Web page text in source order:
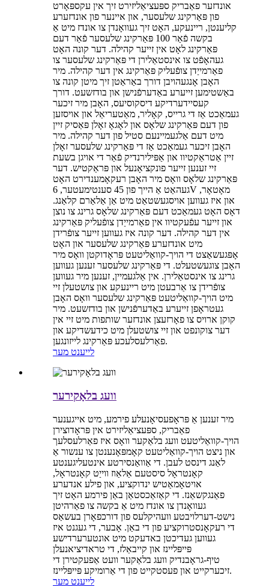
אונדזער פאַבריק ספּעציאַליזירט זיך אין עקספּאָרט
פון פּאַרקינג שלעסער, און איינער פון אונדזערע
קליענטן, ריינעקע, האָט זיך געוואָנדן צו אונדז מיט אַ
בקשה פֿאַר 100 פּאַרקינג שלעסער פֿאַר דעם
פּאַרקינג לאָט אין זייער קהילה. דער קונה האָט
געהאָפֿט צו אינסטאַלירן די פּאַרקינג שלעסער צו
פאַרמייַדן צופֿעליק פּאַרקינג אין דער קהילה. מיר
האָבן אָנגעהויבן דורך באַראַטן זיך מיטן קונה צו
באַשטימען זייערע באַדערפֿנישן און בודזשעט. דורך
קעסיידערדיקע דיסקוסיעס, האָבן מיר זיכער
געמאַכט אַז די גרייס, קאָליר, מאַטעריאַל און אויסזען
פון דעם פּאַרקינג שלאָס און לאָגאָ זאָלן פּאַסיק זיין
מיט דעם אַלגעמיינעם סטיל פון דער קהילה. מיר
האָבן זיכער געמאַכט אַז די פּאַרקינג שלעסער זאָלן
זיין אַטראַקטיוו און אַפּילירנדיק פֿאַר די אויגן בשעת
זיי זענען זייער פונקציאָנעל און פּראַקטיש. דער
פּאַרקינג שלאָס וואָס מיר האָבן רעקאָמענדירט האָט
געהאַט אַ הייך פון 45 סענטימעטער, 6V מאָטאָר,
און איז געווען אויסגעשטאַט מיט אַן אַלאַרם קלאַנג.
דאָס האָט געמאַכט דעם פּאַרקינג שלאָס גרינג צו נוצן
און זייער עפֿעקטיוו אין פאַרמייַדן צופֿעליק פּאַרקינג
אין דער קהילה. דער קונה איז געווען זייער צופֿרידן
מיט אונדזערע פּאַרקינג שלעסער און האָט
אָפּגעשאַצט די הויך-קוואַליטעט פּראָדוקטן וואָס מיר
האָבן צוגעשטעלט. די פּאַרקינג שלעסער זענען געווען
גרינג צו אינסטאַלירן. אין אַלגעמיין, זענען מיר געווען
צופֿרידן צו אַרבעטן מיט ריינעקע און צושטעלן זיי
מיט הויך-קוואַליטעט פּאַרקינג שלעסער וואָס האָבן
געטראָפן זייערע באַדערפֿנישן און בודזשעט. מיר
קוקן ארויס צו פאָרזעצן אונדזער שותפות מיט זיי אין
דער צוקונפט און זיי צושטעלן מיט כידעשדיקע און
פאַרלעסלעכע פּאַרקינג לייזונגען.
לייענט מער
וועג בלאָקירער
מיר זענען אַ פּראָפעסיאָנעלע פירמע, מיט אייגענער
פאַבריק, ספּעציאַליזירט אין פּראָדוצירן
הויך-קוואַליטעט וועג בלאַקער וואָס איז פאַרלעסלעך
און ניצט הויך-קוואַליטעט קאָמפּאָנענטן צו ענשור אַ
לאַנג דינסט לעבן. די אַוואַנסירטע אינטעליגענטע
קאָנטראָל סיסטעם אַלאַוז ווייַט קאָנטראָל,
אויטאָמאַטיש ינדוקציע, און פילע אנדערע
פאַנגקשאַנז. די קאַזאַכסטאַן באַן פירמע האָט זיך
געוואָנדן צו אונדז מיט אַ בקשה צו פאַרהיטן
נישט-דערלויבטע וועהיקלעס פון דורכפאָרן בעשאַס
די רעקאָנסטרוקציע פון ​​​​די באַן. אָבער, די געגנט איז
געווען געדיכטן באדעקט מיט אונטערערדישע
פּייפּליינז און קייבאַלז, די טראדיציאנעלן
טיף-גראָבנדיק וועג בלאַקער וועט אַפעקטירן די
זיכערקייט און פעסטקייט פון די אַרומיקע פּייפּליינז.
לייענט מער